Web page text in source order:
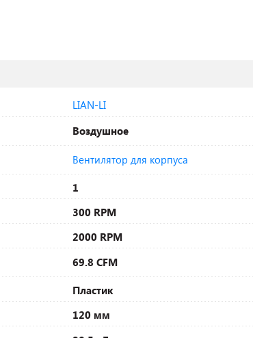
LIAN-LI
Воздушное
Вентилятор для корпуса
1
300 RPM
2000 RPM
69.8 CFM
Пластик
120 мм